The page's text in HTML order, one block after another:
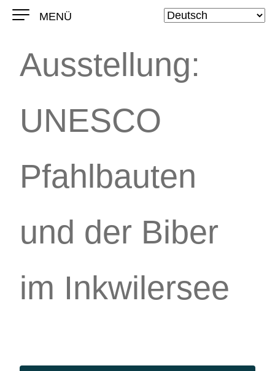
MENÜ
Ausstellung:
UNESCO
Pfahlbauten
und der Biber
im Inkwilersee